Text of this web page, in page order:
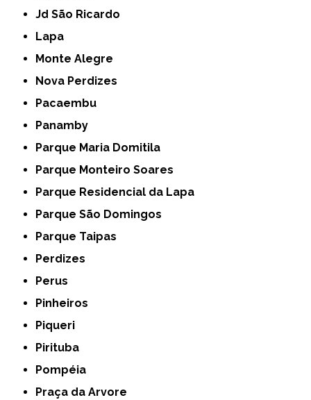
Jd São Ricardo
Lapa
Monte Alegre
Nova Perdizes
Pacaembu
Panamby
Parque Maria Domitila
Parque Monteiro Soares
Parque Residencial da Lapa
Parque São Domingos
Parque Taipas
Perdizes
Perus
Pinheiros
Piqueri
Pirituba
Pompéia
Praça da Arvore